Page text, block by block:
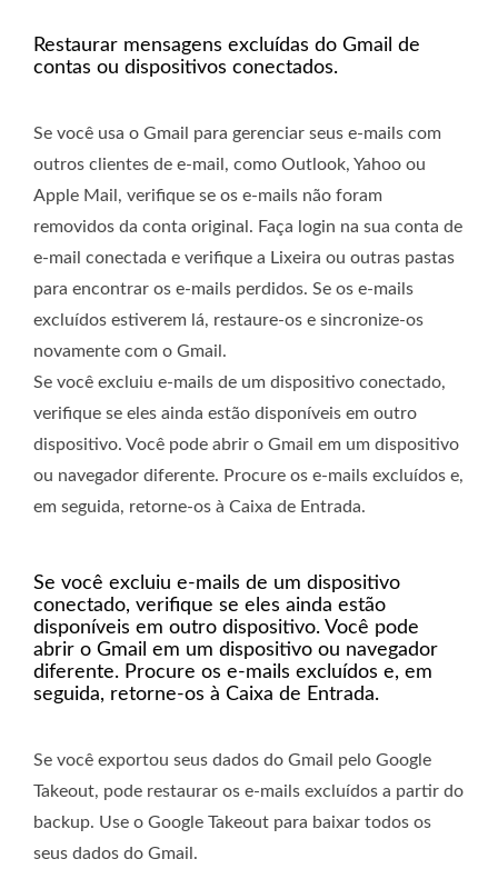
Restaurar mensagens excluídas do Gmail de
contas ou dispositivos conectados.
Se você usa o Gmail para gerenciar seus e-mails com
outros clientes de e-mail, como Outlook, Yahoo ou
Apple Mail, verifique se os e-mails não foram
removidos da conta original. Faça login na sua conta de
e-mail conectada e verifique a Lixeira ou outras pastas
para encontrar os e-mails perdidos. Se os e-mails
excluídos estiverem lá, restaure-os e sincronize-os
novamente com o Gmail.
Se você excluiu e-mails de um dispositivo conectado,
verifique se eles ainda estão disponíveis em outro
dispositivo. Você pode abrir o Gmail em um dispositivo
ou navegador diferente. Procure os e-mails excluídos e,
em seguida, retorne-os à Caixa de Entrada.
Se você excluiu e-mails de um dispositivo
conectado, verifique se eles ainda estão
disponíveis em outro dispositivo. Você pode
abrir o Gmail em um dispositivo ou navegador
diferente. Procure os e-mails excluídos e, em
seguida, retorne-os à Caixa de Entrada.
Se você exportou seus dados do Gmail pelo Google
Takeout, pode restaurar os e-mails excluídos a partir do
backup. Use o Google Takeout para baixar todos os
seus dados do Gmail.